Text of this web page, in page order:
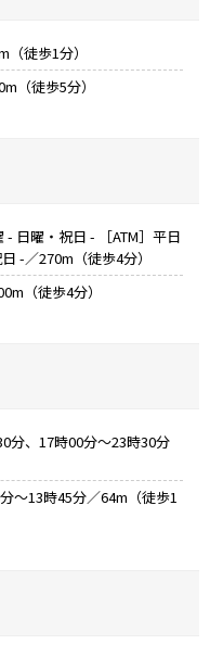
徒歩1分）
（徒歩5分）
日曜・祝日 - ［ATM］平日
-／270m（徒歩4分）
（徒歩4分）
分、17時00分～23時30分
～13時45分／64m（徒歩1